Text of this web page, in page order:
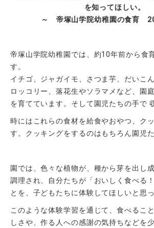
アーカイブ
証明書発
プライバシーポリシー
サイトポリシー
サイトマップ
を知ってほしい。
～ 帝塚山学院幼稚園の食育
帝塚山学院幼稚園では、約10年前から食
す。
イチゴ、ジャガイモ、さつま芋、だいこ
ロッコリー、落花生やソラマメなど、園
を育てています。そして園児たちの手で
時にはこれらの食材を給食やおやつ、ク
す。クッキングをするのはもちろん園児た
園では、色々な植物が、種から芽を出し
調理され、自分たちが「おいしく食べる
とを、子どもたちに体験してほしいと思っ
このような体験学習を通じて、食べるこ
しさや、作る人への感謝の気持ちなどを